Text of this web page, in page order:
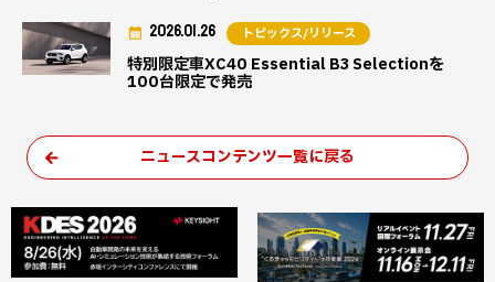
特別限定車XC40 Essential B3 Selectionを
100台限定で発売
2026.01.26 トピックス/リリース
ニュースコンテンツ一覧に戻る